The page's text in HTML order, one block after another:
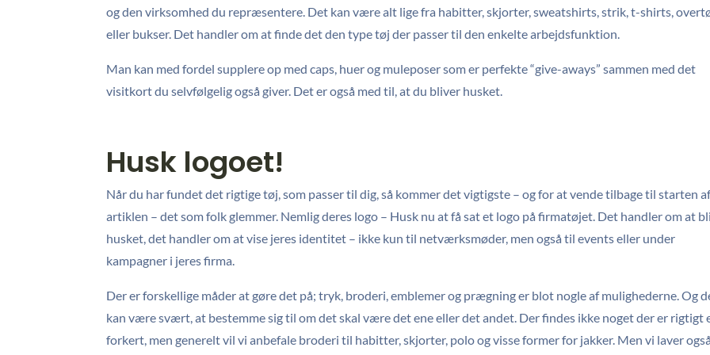
og den virksomhed du repræsentere. Det kan være alt lige fra habitter, skjorter, sweatshirts, strik, t-shirts,
eller bukser. Det handler om at finde det den type tøj der passer til den enkelte arbejdsfunktion.
Man kan med fordel supplere op med caps, huer og muleposer som er perfekte “give-aways” sammen med det
visitkort du selvfølgelig også giver. Det er også med til, at du bliver husket.
Husk logoet!
Når du har fundet det rigtige tøj, som passer til dig, så kommer det vigtigste – og for at vende tilbage til starten
artiklen – det som folk glemmer. Nemlig deres logo – Husk nu at få sat et logo på firmatøjet. Det handler om at
husket, det handler om at vise jeres identitet – ikke kun til netværksmøder, men også til events eller under
kampagner i jeres firma.
Der er forskellige måder at gøre det på; tryk, broderi, emblemer og prægning er blot nogle af mulighederne. Og
kan være svært, at bestemme sig til om det skal være det ene eller det andet. Der findes ikke noget der er rigtigt
forkert, men generelt vil vi anbefale broderi til habitter, skjorter, polo og visse former for jakker. Men vi laver også